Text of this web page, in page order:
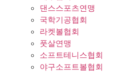
댄스스포츠연맹
국학기공협회
라켓볼협회
풋살연맹
소프트테니스협회
야구소프트볼협회